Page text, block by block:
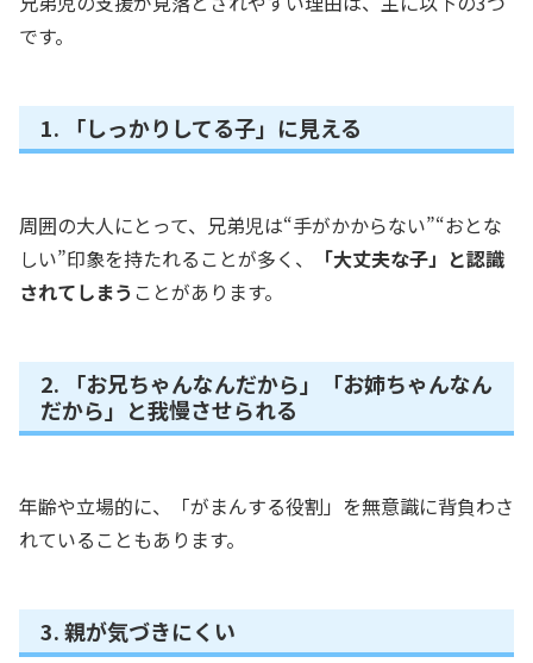
です。
1. 「しっかりしてる子」に見える
周囲の大人にとって、兄弟児は“手がかからない”“おとな
しい”印象を持たれることが多く、
「大丈夫な子」と認識
されてしまう ことがあります。
2. 「お兄ちゃんなんだから」「お姉ちゃんなん
だから」と我慢させられる
年齢や立場的に、「がまんする役割」を無意識に背負わさ
れていることもあります。
3. 親が気づきにくい